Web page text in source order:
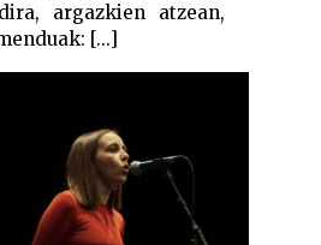
argazkien atzean,
[...]